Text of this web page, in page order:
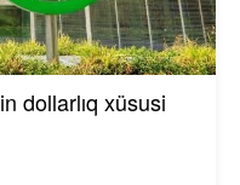
dollarlıq xüsusi